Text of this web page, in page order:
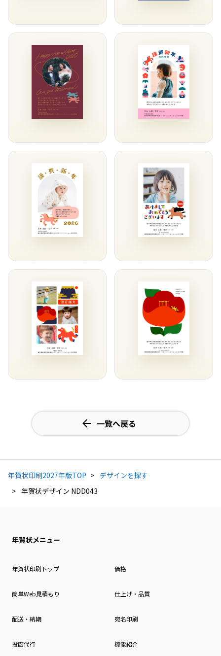
一覧へ戻る
年賀状印刷2027年版TOP
デザインを探す
年賀状デザイン NDD043
年賀状メニュー
年賀状印刷トップ 価格
簡単Web見積もり 仕上げ・品質
配送・納期 宛名印刷
投函代行 機能紹介